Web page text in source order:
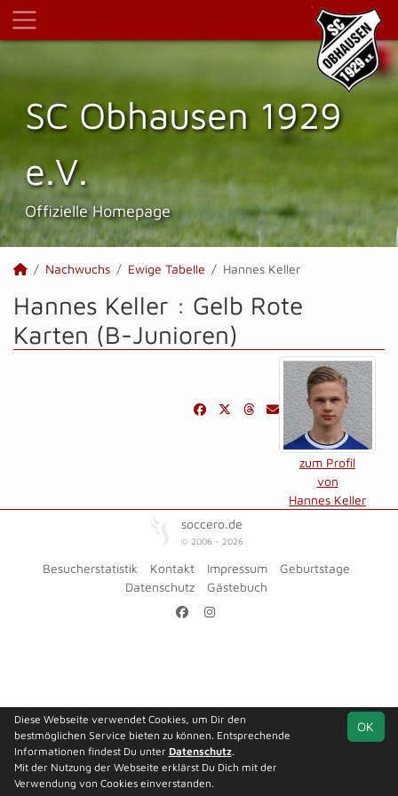
SC Obhausen 1929
e.V.
Offizielle Homepage
Nachwuchs Ewige Tabelle Hannes Keller
Hannes Keller : Gelb Rote
Karten (B-Junioren)
zum Profil
von
Hannes Keller
soccero.de
© 2006 - 2026
Besucherstatistik Kontakt Impressum
Geburtstage
Datenschutz
Gästebuch
OK
Diese Webseite verwendet Cookies, um Dir den
bestmöglichen Service bieten zu können. Entsprechende
Informationen findest Du unter Datenschutz.
Mit der Nutzung der Webseite erklärst Du Dich mit der
Verwendung von Cookies einverstanden.